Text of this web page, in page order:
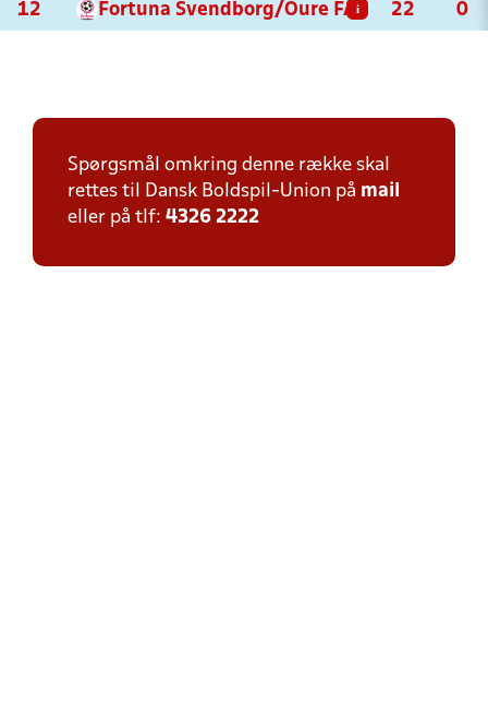
12 Fortuna Svendborg/Oure FA i 22 0
Spørgsmål omkring denne række skal
rettes til Dansk Boldspil-Union på mail
eller på tlf: 4326 2222